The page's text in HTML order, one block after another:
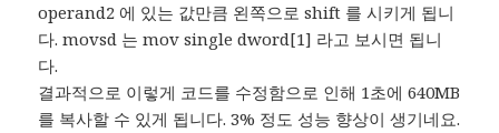
operand2 에 있는 값만큼 왼쪽으로 shift 를 시키게 됩니
다. movsd 는 mov single dword[1] 라고 보시면 됩니
다.
결과적으로 이렇게 코드를 수정함으로 인해 1초에 640MB
를 복사할 수 있게 됩니다. 3% 정도 성능 향상이 생기네요.